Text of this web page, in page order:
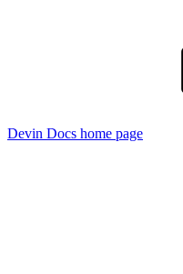
Devin Docs home page